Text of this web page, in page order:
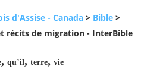
d'Assise - Canada > Bible >
récits de migration - InterBible
, qu’il , terre, vie